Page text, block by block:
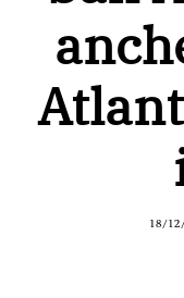
18/